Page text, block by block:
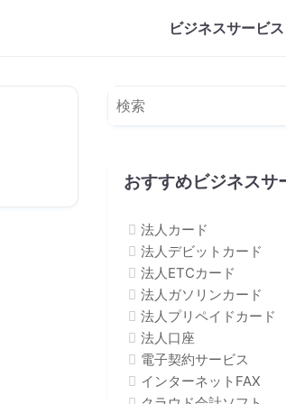
ビジネスサービス
おすすめビジネスサ
法人カード
法人デビットカード
法人ETCカード
法人ガソリンカード
法人プリペイドカード
法人口座
電子契約サービス
インターネットFAX